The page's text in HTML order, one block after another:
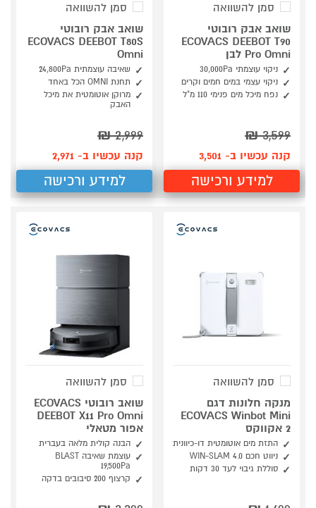
סמן להשוואה
שואב אבק רובוטי
ECOVACS DEEBOT T90
Pro Omni לבן
ניקוי עוצמתי 30,000Pa
ניקוי עצמי במים חמים וקרים
נפח מיכל מים פנימי 110 מ"ל
3,599
₪
קנה עכשיו ב- 3,501
למידע ורכישה
סמן להשוואה
שואב אבק רובוטי
ECOVACS DEEBOT T80S
Omni
שאיבה עוצמתית 24,800Pa
תחנת OMNI הכל באחד
מרוקן אוטומטית את מיכל
האבק
2,999
₪
קנה עכשיו ב- 2,971
למידע ורכישה
סמן להשוואה
מנקה חלונות דגם
ECOVACS Winbot Mini
2 אקווקס
התזת מים אוטומטית דו-כיוונית
ניווט חכם WIN-SLAM 4.0
סוללת גיבוי לעד 30 דקות
סמן להשוואה
שואב רובוטי ECOVACS
DEEBOT X11 Pro Omni
אפור מטאלי
הבנה קולית מלאה בעברית
עוצמת שאיבה BLAST
‎19,500Pa
קרצוף 200 סיבובים בדקה